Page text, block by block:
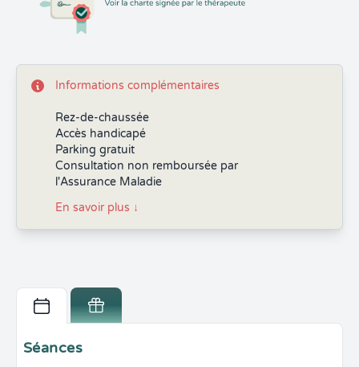
Informations complémentaires
Rez-de-chaussée
Accès handicapé
Parking gratuit
Consultation non remboursée par
l'Assurance Maladie
En savoir plus ↓
Séances